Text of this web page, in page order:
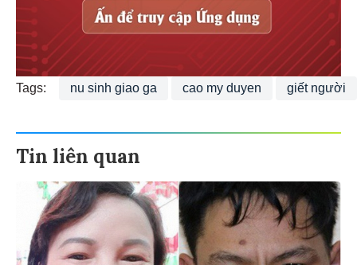
Tags: nu sinh giao ga cao my duyen giết người
Tin liên quan